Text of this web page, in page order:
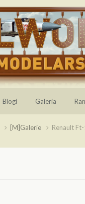
Blogi Galeria
[M]Galerie Renault